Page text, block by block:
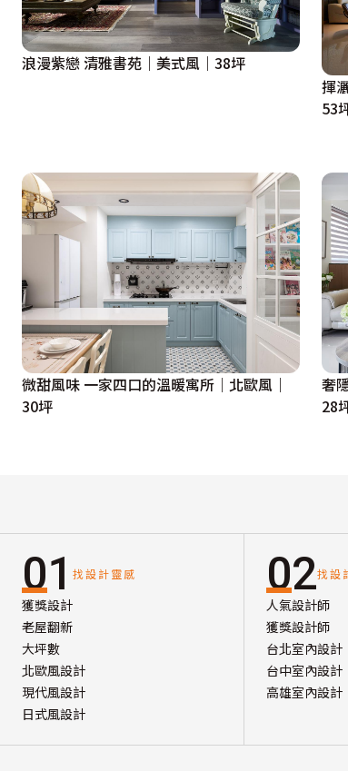
浪漫紫戀 清雅書苑｜美式風｜38坪
揮
53
微甜風味 一家四口的溫暖寓所｜北歐風｜
30坪
奢
28
01 找設計靈感
獲獎設計
老屋翻新
大坪數
北歐風設計
現代風設計
日式風設計
02找設
人氣設計師
獲獎設計師
台北室內設計
台中室內設計
高雄室內設計